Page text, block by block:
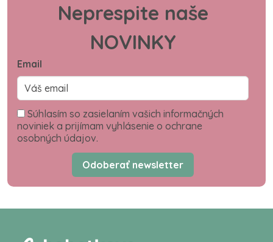
Neprespite naše
NOVINKY
Email
Súhlasím so zasielaním vašich informačných
noviniek a prijímam vyhlásenie o ochrane
osobných údajov.
Odoberať newsletter